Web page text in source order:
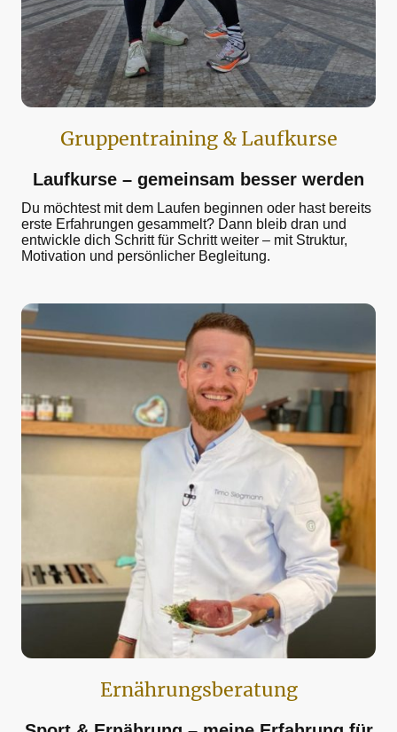
Gruppentraining & Laufkurse
Laufkurse – gemeinsam besser werden
Du möchtest mit dem Laufen beginnen oder hast bereits
erste Erfahrungen gesammelt? Dann bleib dran und
entwickle dich Schritt für Schritt weiter – mit Struktur,
Motivation und persönlicher Begleitung.
Ernährungsberatung